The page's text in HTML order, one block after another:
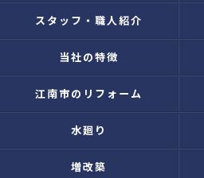
スタッフ・職人紹介
当社の特徴
江南市のリフォーム
水廻り
増改築